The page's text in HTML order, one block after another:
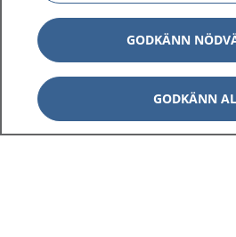
1177 på flera språk
GODKÄNN
GODKÄNN